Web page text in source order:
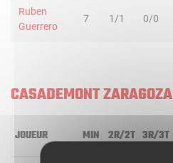
Ruben
Guerrero
7 1/1 0/0
CASADEMONT ZARAGOZA
JOUEUR MIN 2R/2T 3R/3T